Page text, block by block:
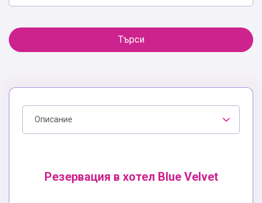
Търси
Описание
Резервация в хотел Blue Velvet